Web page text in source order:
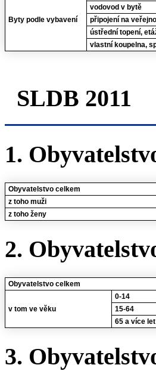
Byty podle vybavení
vodovod v bytě
připojení na
ústřední topení,
vlastní koupelna,
SLDB 2011
1.
Obyvatelstvo celkem
z toho muži
z toho ženy
2.
Obyvatelstvo celkem
v tom ve věku
0-14
15-64
65 a více let
3.